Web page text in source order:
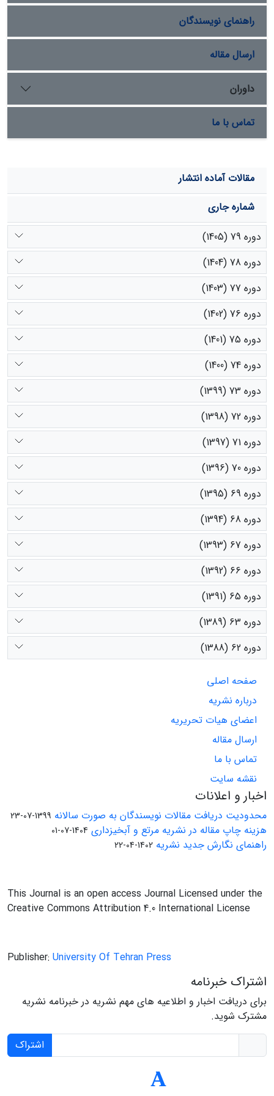
سرعت گردش اعتماد و مشارکت در میان افراد در حد متوسط
تا پایین است. بر اساس نتایج، می‌توان استدلال کرد
ضعیف‌بودن سرمایة اجتماعی و عدم اتحاد و یگانگی در میان
افراد به کاهش سرعت گردش اعتماد و مشارکت منجر شده و
در نتیجه حکمرانی خوب منابع آب را با چالش مواجه کرده
است.
راهنمای نویسندگان
ارسال مقاله
داوران
تماس با ما
مقالات آماده انتشار
شماره جاری
دوره 79 (1405)
دوره 78 (1404)
دوره 77 (1403)
دوره 76 (1402)
دوره 75 (1401)
دوره 74 (1400)
دوره 73 (1399)
دوره 72 (1398)
دوره 71 (1397)
دوره 70 (1396)
دوره 69 (1395)
دوره 68 (1394)
دوره 67 (1393)
دوره 66 (1392)
دوره 65 (1391)
دوره 63 (1389)
دوره 62 (1388)
صفحه اصلی
درباره نشریه
اعضای هیات تحریریه
ارسال مقاله
تماس با ما
نقشه سایت
اخبار و اعلانات
محدودیت دریافت مقالات نویسندگان به صورت سالانه 1399-07-23
هزینه چاپ مقاله در نشریه مرتع و آبخیزداری 1404-07-01
راهنمای نگارش جدید نشریه 1402-04-22
This Journal is an open access Journal Licensed under the
Creative Commons Attribution 4.0 International License
Publisher: University Of Tehran Press
اشتراک خبرنامه
برای دریافت اخبار و اطلاعیه های مهم نشریه در خبرنامه نشریه
مشترک شوید.
اشتراک